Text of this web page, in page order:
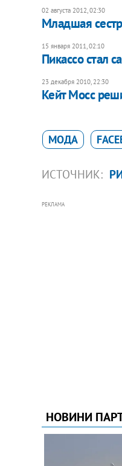
02 августа 2012, 02:30
Младшая
15 января 2011, 02:10
Пикассо стал
23 декабря 2010, 22:30
Кейт Мосс
МОДА
ИСТОЧНИК:
РЕКЛАМА